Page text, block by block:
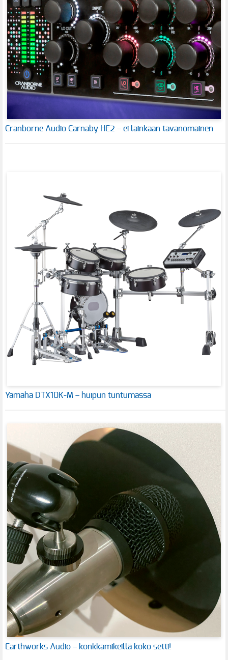
Cranborne Audio Carnaby HE2 – ei lainkaan tavanomainen
Yamaha DTX10K-M – huipun tuntumassa
Earthworks Audio – konkkamikeillä koko setti!